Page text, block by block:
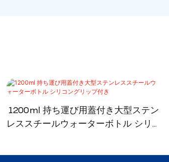
1200ml 持ち運び用蓋付き大型ステン
レススチールウォーターボトル シリコ